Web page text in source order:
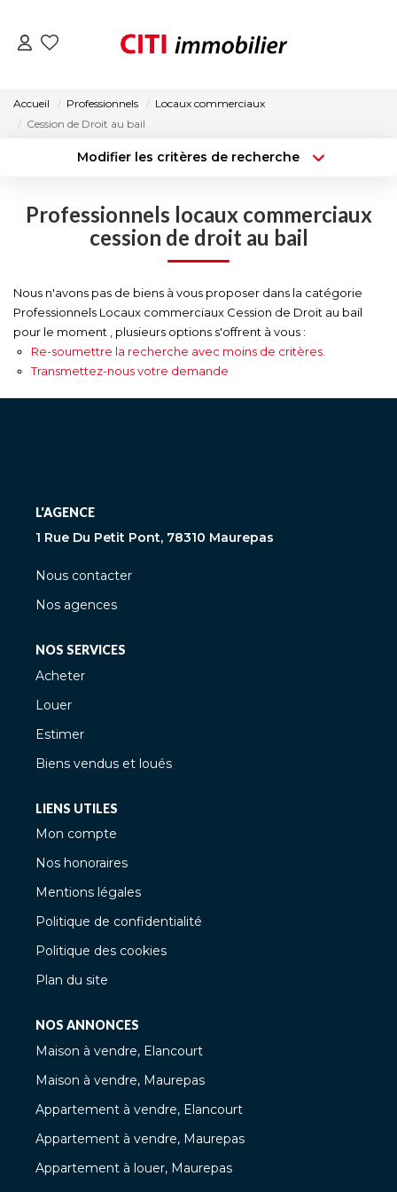
NOS AGENCES
ACTUALITÉS
CONTACT
Accueil Professionnels
Locaux commerciaux
Cession de Droit au bail
Modifier les critères de recherche
Type de bien
Surface min
Créer une alerte
Professionnels locaux commerciaux
cession de droit au bail
Nous n'avons pas de biens à vous proposer dans la catégorie
Professionnels Locaux commerciaux Cession de Droit au bail
pour le moment , plusieurs options s'offrent à vous :
Re-soumettre la recherche avec moins de critères.
Transmettez-nous votre demande
L'AGENCE
1 Rue Du Petit Pont, 78310 Maurepas
Nous contacter
Nos agences
NOS SERVICES
Acheter
Louer
Estimer
Biens vendus et loués
LIENS UTILES
Mon compte
Nos honoraires
Mentions légales
Politique de confidentialité
Politique des cookies
Plan du site
NOS ANNONCES
Maison à vendre, Elancourt
Maison à vendre, Maurepas
Appartement à vendre, Elancourt
Appartement à vendre, Maurepas
Appartement à louer, Maurepas